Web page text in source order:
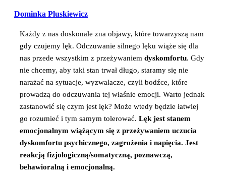
Dominka Pluskiewicz
Każdy z nas doskonale zna objawy, które towarzyszą nam
gdy czujemy lęk. Odczuwanie silnego lęku wiąże się dla
nas przede wszystkim z przeżywaniem dyskomfortu. Gdy
nie chcemy, aby taki stan trwał długo, staramy się nie
narażać na sytuacje, wyzwalacze, czyli bodźce, które
prowadzą do odczuwania tej właśnie emocji. Warto jednak
zastanowić się czym jest lęk? Może wtedy będzie łatwiej
go rozumieć i tym samym tolerować. Lęk jest stanem
emocjonalnym wiążącym się z przeżywaniem uczucia
dyskomfortu psychicznego, zagrożenia i napięcia. Jest
reakcją fizjologiczną/somatyczną, poznawczą,
behawioralną i emocjonalną.